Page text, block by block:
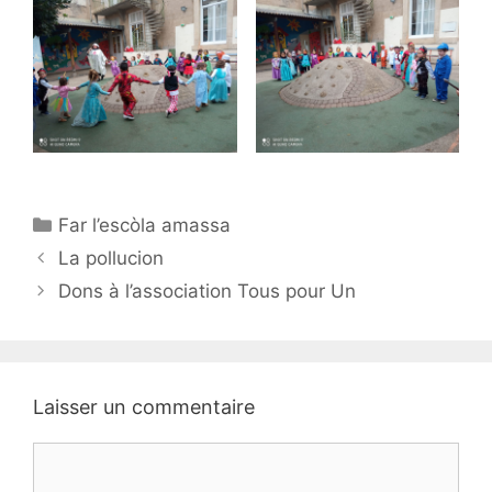
Catégories
Far l’escòla amassa
Navigation
des
La pollucion
Dons à l’association Tous pour Un
Laisser un commentaire